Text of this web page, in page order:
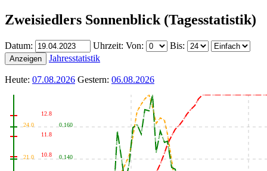
Zweisiedlers Sonnenblick (Tagesstatistik)
Datum: Uhrzeit: Von: Bis:
Anzeigen Jahresstatistik
Heute: 07.08.2026 Gestern: 06.08.2026
21.0
24.0
10.8
11.8
12.8
0.140
0.160